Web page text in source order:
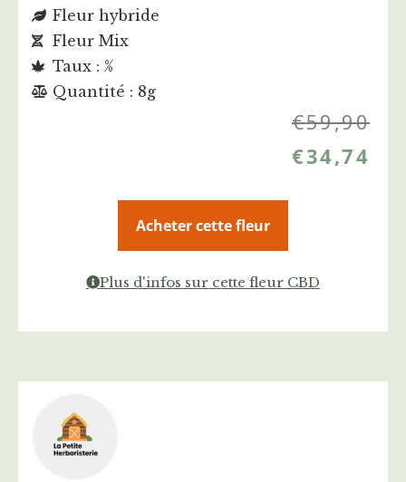
Fleur hybride
Fleur Mix
Taux : %
Quantité : 8g
€59,90
€34,74
Acheter cette fleur
Plus d'infos sur cette fleur CBD